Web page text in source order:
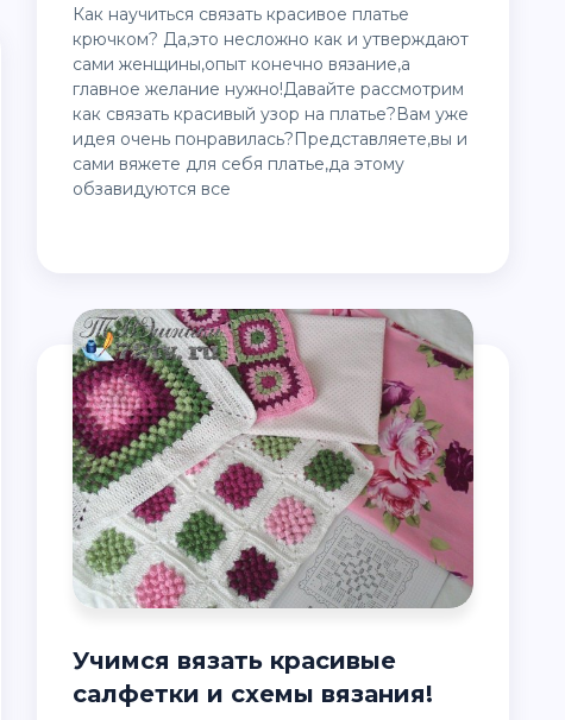
Как научиться связать красивое платье
крючком? Да,это несложно как и утверждают
сами женщины,опыт конечно вязание,а
главное желание нужно!Давайте рассмотрим
как связать красивый узор на платье?Вам уже
идея очень понравилась?Представляете,вы и
сами вяжете для себя платье,да этому
обзавидуются все
Учимся вязать красивые
салфетки и схемы вязания!